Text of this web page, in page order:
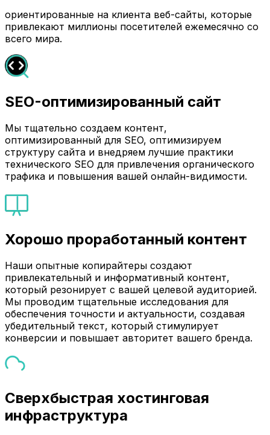
ориентированные на клиента веб-сайты, которые
привлекают миллионы посетителей ежемесячно со
всего мира.
SEO-оптимизированный сайт
Мы тщательно создаем контент,
оптимизированный для SEO, оптимизируем
структуру сайта и внедряем лучшие практики
технического SEO для привлечения органического
трафика и повышения вашей онлайн-видимости.
Хорошо проработанный контент
Наши опытные копирайтеры создают
привлекательный и информативный контент,
который резонирует с вашей целевой аудиторией.
Мы проводим тщательные исследования для
обеспечения точности и актуальности, создавая
убедительный текст, который стимулирует
конверсии и повышает авторитет вашего бренда.
Сверхбыстрая хостинговая
инфраструктура